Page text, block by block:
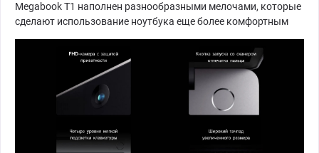
Megabook T1 наполнен разнообразными мелочами, которые
сделают использование ноутбука еще более комфортным